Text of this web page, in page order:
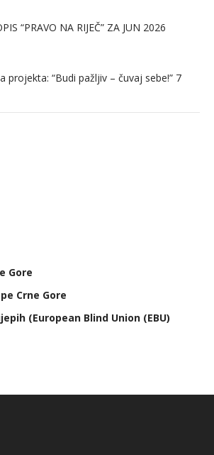
“PRAVO NA RIJEČ” ZA JUN 2026
projekta: “Budi pažljiv – čuvaj sebe!” 7
Gore
Crne Gore
(European Blind Union (EBU)